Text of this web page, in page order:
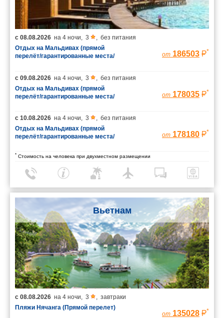
с 08.08.2026 на 4 ночи 3
без питания
Отдых на Мальдивах (прямой
перелёт/гарантированные места/
от 186503 *
с 09.08.2026 на 4 ночи 3
без питания
Отдых на Мальдивах (прямой
перелёт/гарантированные места/
от 178035 *
с 10.08.2026 на 4 ночи 3
без питания
Отдых на Мальдивах (прямой
перелёт/гарантированные места/
от 178180 *
* Стоимость на человека при двухместном размещении
Вьетнам
с 08.08.2026 на 4 ночи, 3 , завтраки
Пляжи Нячанга (Прямой перелет)
от 135028 *